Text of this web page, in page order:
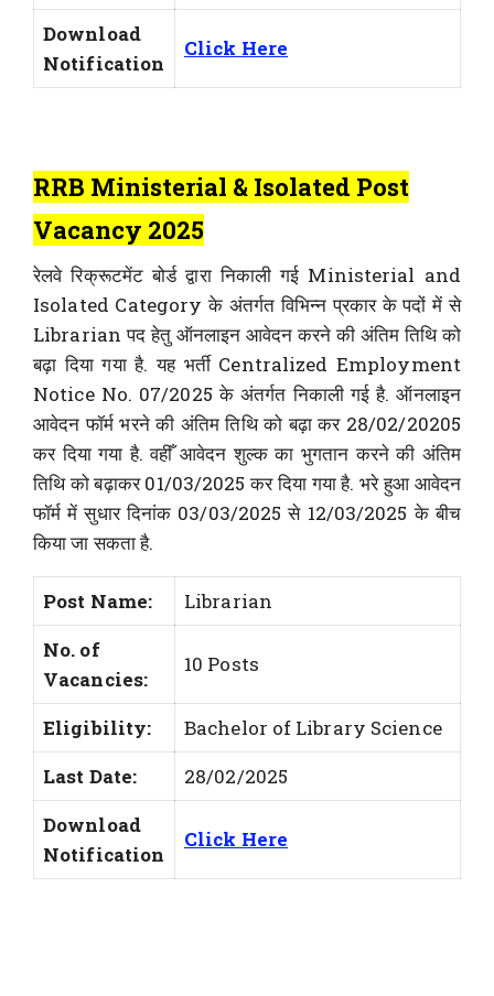
Download
Notification
Click Here
RRB Ministerial & Isolated Post
Vacancy 2025
रेलवे रिक्रूटमेंट बोर्ड द्वारा निकाली गई Ministerial and
Isolated Category के अंतर्गत विभिन्न प्रकार के पदों में से
Librarian पद हेतु ऑनलाइन आवेदन करने की अंतिम तिथि को
बढ़ा दिया गया है. यह भर्ती Centralized Employment
Notice No. 07/2025 के अंतर्गत निकाली गई है. ऑनलाइन
आवेदन फॉर्म भरने की अंतिम तिथि को बढ़ा कर 28/02/20205
कर दिया गया है. वहीँ आवेदन शुल्क का भुगतान करने की अंतिम
तिथि को बढ़ाकर 01/03/2025 कर दिया गया है. भरे हुआ आवेदन
फॉर्म में सुधार दिनांक 03/03/2025 से 12/03/2025 के बीच
किया जा सकता है.
Post Name:
Librarian
No. of
Vacancies:
10 Posts
Eligibility:
Bachelor of Library Science
Last Date:
28/02/2025
Download
Notification
Click Here